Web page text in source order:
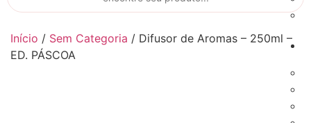
Início / Sem Categoria / Difusor de Aromas – 250ml –
ED. PÁSCOA